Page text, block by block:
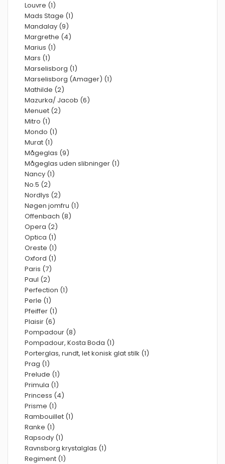
Louvre (1)
Mads Stage (1)
Mandalay (9)
Margrethe (4)
Marius (1)
Mars (1)
Marselisborg (1)
Marselisborg (Amager) (1)
Mathilde (2)
Mazurka/ Jacob (6)
Menuet (2)
Mitro (1)
Mondo (1)
Murat (1)
Mågeglas (9)
Mågeglas uden slibninger (1)
Nancy (1)
No.5 (2)
Nordlys (2)
Nøgen jomfru (1)
Offenbach (8)
Opera (2)
Optica (1)
Oreste (1)
Oxford (1)
Paris (7)
Paul (2)
Perfection (1)
Perle (1)
Pfeiffer (1)
Plaisir (6)
Pompadour (8)
Pompadour, Kosta Boda (1)
Porterglas, rundt, let konisk glat stilk (1)
Prag (1)
Prelude (1)
Primula (1)
Princess (4)
Prisme (1)
Rambouillet (1)
Ranke (1)
Rapsody (1)
Ravnsborg krystalglas (1)
Regiment (1)